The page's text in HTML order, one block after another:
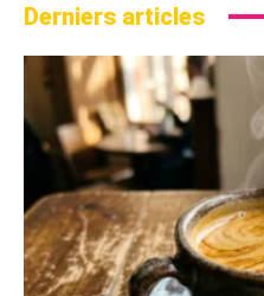
Derniers articles